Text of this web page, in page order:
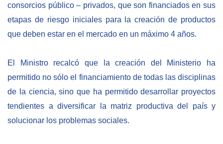
consorcios público – privados, que son financiados en sus
etapas de riesgo iniciales para la creación de productos
que deben estar en el mercado en un máximo 4 años.
El Ministro recalcó que la creación del Ministerio ha
permitido no sólo el financiamiento de todas las disciplinas
de la ciencia, sino que ha permitido desarrollar proyectos
tendientes a diversificar la matriz productiva del país y
solucionar los problemas sociales.